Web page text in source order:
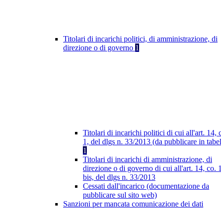
Titolari di incarichi politici, di amministrazione, di
direzione o di governo 1
Titolari di incarichi politici di cui all'art. 14,
1, del dlgs n. 33/2013 (da pubblicare in
1
Titolari di incarichi di amministrazione, di
direzione o di governo di cui all'art. 14, co.
bis, del dlgs n. 33/2013
Cessati dall'incarico (documentazione da
pubblicare sul sito web)
Sanzioni per mancata comunicazione dei dati